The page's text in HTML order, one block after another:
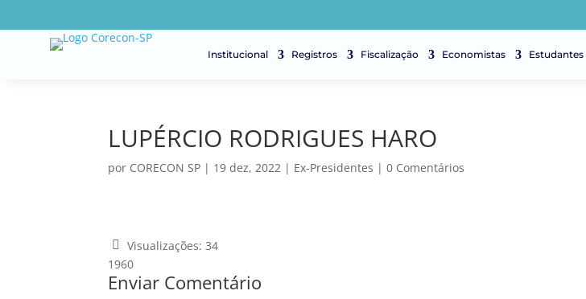
Institucional Registros Fiscalização Economistas Estudantes
LUPÉRCIO RODRIGUES HARO
por CORECON SP | 19 dez, 2022 | Ex-Presidentes |0 Comentários
Visualizações: 34
1960
Enviar Comentário